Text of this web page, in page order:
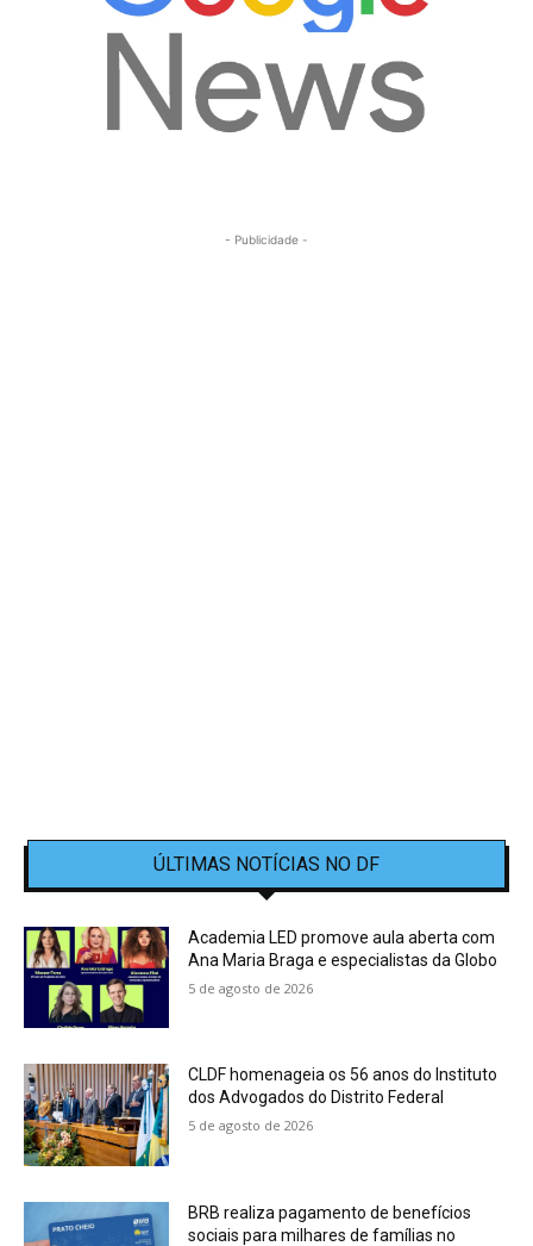
- Publicidade -
ÚLTIMAS NOTÍCIAS NO DF
Academia LED promove aula aberta com
Ana Maria Braga e especialistas da Globo
5 de agosto de 2026
CLDF homenageia os 56 anos do Instituto
dos Advogados do Distrito Federal
5 de agosto de 2026
BRB realiza pagamento de benefícios
sociais para milhares de famílias no